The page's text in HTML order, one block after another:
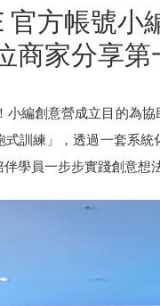
官方帳號小
商家分享
小編創意營成立目的為
訓練」，透過一套系
學員一步步實踐創意想